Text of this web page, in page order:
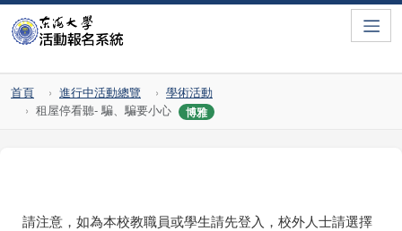
首頁 進行中活動總覽
學術活動
租屋停看聽- 騙、騙要小心
博雅
請注意，如為本校教職員或學生請先登入，校外人士請選擇